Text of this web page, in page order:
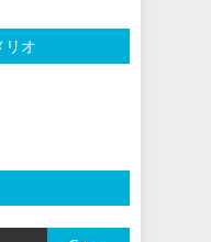
オ